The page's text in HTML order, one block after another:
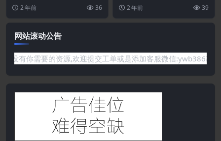
2 年前 36
店出售...
2 年前 39
网站滚动公告
或是网站没有你需要的资源,欢迎提交工单或是添加客服微信